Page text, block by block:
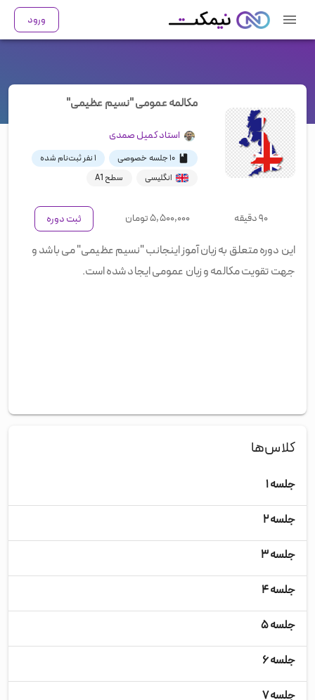
ورود
مکالمه عمومی "نسیم عظیمی"
استادکمیل صمدی
۱۰ جلسه خصوصی ۱نفر ثبت‌نام شده
انگلیسی
سطح A1
۹۰ دقیقه ۵,۵۰۰,۰۰۰تومان ثبت دوره
این دوره متعلق به زبان آموز اینجانب "نسیم عظیمی" می باشد و
جهت تقویت مکالمه و زبان عمومی ایجاد شده است.
کلاس‌ها
جلسه ۱
جلسه ۲
جلسه ۳
جلسه ۴
جلسه ۵
جلسه ۶
جلسه ۷